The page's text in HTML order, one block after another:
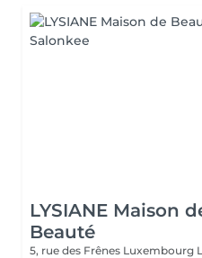
LYSIANE Maison
Beauté
5, rue des Frênes Luxembourg